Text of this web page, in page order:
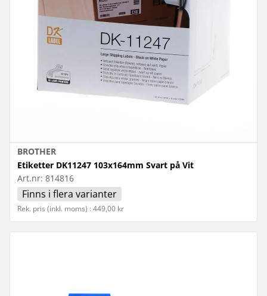
BROTHER
Etiketter DK11247 103x164mm Svart på Vit
Art.nr: 814816
Finns i flera varianter
Rek. pris (inkl. moms) : 449,00 kr